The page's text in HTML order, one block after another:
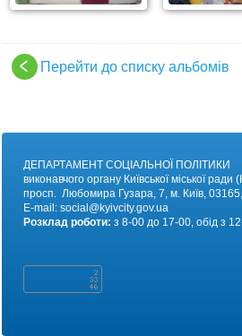
Перейти до списку альбомів
ДЕПАРТАМЕНТ СОЦІАЛЬНОЇ ПОЛІТИКИ
виконавчого органу Київської міської ради
просп. Любомира Гузара, 7, м. Київ,
E-mail: social@kyivcity.gov.ua
Розклад роботи: з 8-00 до 17-00, обід з